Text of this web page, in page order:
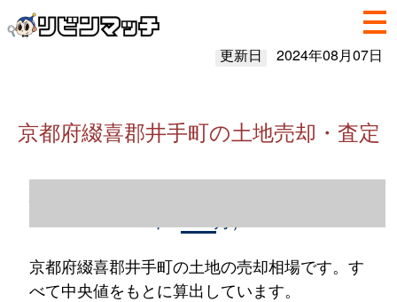
更新日 2024年08月07日
京都府綴喜郡井手町の土地売却・査定
京都府綴喜郡井手町の土地の売却相場です。す
べて中央値をもとに算出しています。